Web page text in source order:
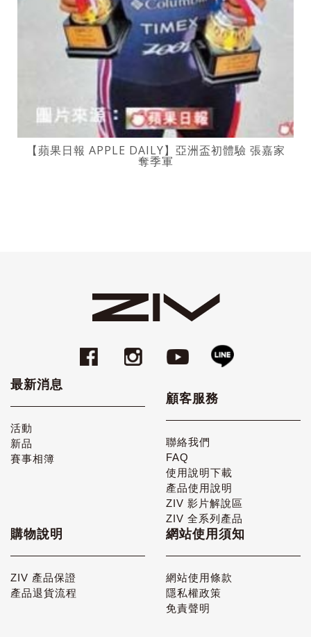
【蘋果日報 APPLE DAILY】亞洲盃初體驗 張嘉家
奪季軍
最新消息
活動
新品
賽事相簿
顧客服務
聯絡我們
FAQ
使用說明下載
產品使用說明
ZIV 影片解說區
ZIV 全系列產品
購物說明
ZIV 產品保證
產品退貨流程
網站使用須知
網站使用條款
隱私權政策
免責聲明